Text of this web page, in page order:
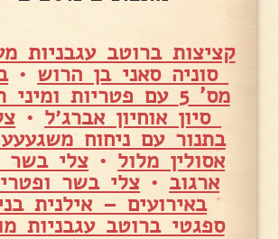
קציצות ברוטב עגבניות
סוניה סאני בן הרוש•
מס' 5 עם פטריות
סיון אוחיון אברג׳ל •
בתנור עם ניחוח
אסולין מלול • צלי בשר
ארגוב • צלי בשר
באירועים – אילנית
ספגטי ברוטב עגבניות